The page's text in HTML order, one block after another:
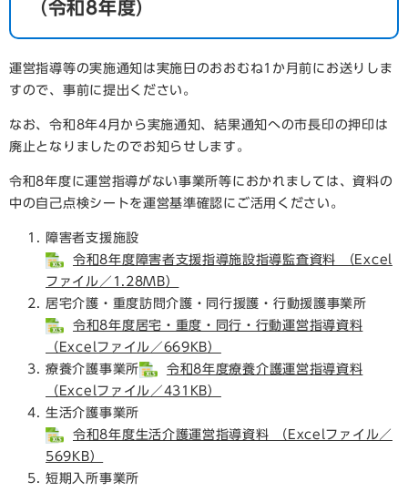
（令和8年度）
運営指導等の実施通知は実施日のおおむね1か月前にお送りしま
すので、事前に提出ください。
なお、令和8年4月から実施通知、結果通知への市長印の押印は
廃止となりましたのでお知らせします。
令和8年度に運営指導がない事業所等におかれましては、資料の
中の自己点検シートを運営基準確認にご活用ください。
障害者支援施設
令和8年度障害者支援指導施設指導監査資料 （Excel
ファイル／1.28MB）
居宅介護・重度訪問介護・同行援護・行動援護事業所
令和8年度居宅・重度・同行・行動運営指導資料
（Excelファイル／669KB）
療養介護事業所
令和8年度療養介護運営指導資料
（Excelファイル／431KB）
生活介護事業所
令和8年度生活介護運営指導資料 （Excelファイル／
569KB）
短期入所事業所